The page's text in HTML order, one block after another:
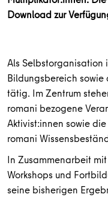
Download zur
Als Selbstorganisation
Bildungsbereich sowie
tätig. Im Zentrum
romani bezogene
Aktivist:innen sowie
romani
In Zusammenarbeit
Workshops und
seine bisherigen